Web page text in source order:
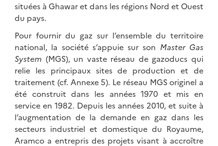
situées à Ghawar et dans les régions Nord et Ouest
du pays.
Pour fournir du gaz sur l’ensemble du territoire
national, la société s’appuie sur son Master Gas
System (MGS), un vaste réseau de gazoducs qui
relie les principaux sites de production et de
traitement (cf. Annexe 5). Le réseau MGS originel a
été construit dans les années 1970 et mis en
service en 1982. Depuis les années 2010, et suite à
l’augmentation de la demande en gaz dans les
secteurs industriel et domestique du Royaume,
Aramco a entrepris des projets visant à accroître